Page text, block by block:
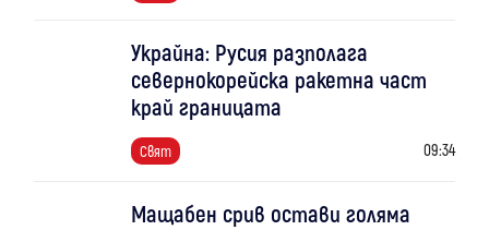
Украйна: Русия разполага
севернокорейска ракетна част
край границата
Свят 09:34
Мащабен срив остави голяма